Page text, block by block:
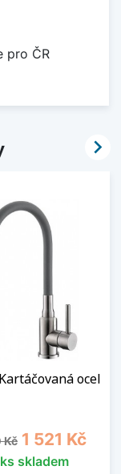
pro ČR
ocel
cena
Kč Cena
1 521 Kč
skladem
